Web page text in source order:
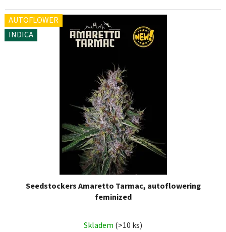
AUTOFLOWER
INDICA
Seedstockers Amaretto Tarmac, autoflowering
feminized
Skladem (>10 ks)